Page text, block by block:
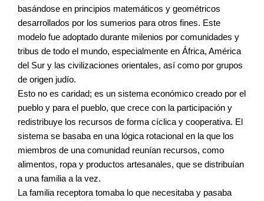
basándose en principios matemáticos y geométricos
desarrollados por los sumerios para otros fines. Este
modelo fue adoptado durante milenios por comunidades y
tribus de todo el mundo, especialmente en África, América
del Sur y las civilizaciones orientales, así como por grupos
de origen judío.
Esto no es caridad; es un sistema económico creado por el
pueblo y para el pueblo, que crece con la participación y
redistribuye los recursos de forma cíclica y cooperativa. El
sistema se basaba en una lógica rotacional en la que los
miembros de una comunidad reunían recursos, como
alimentos, ropa y productos artesanales, que se distribuían
a una familia a la vez.
La familia receptora tomaba lo que necesitaba y pasaba